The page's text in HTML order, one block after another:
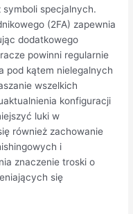
symboli specjalnych.
(2FA) zapewnia
dodatkowego
powinni regularnie
pod kątem nielegalnych
wszelkich
konfiguracji
luki w
również zachowanie
i
znaczenie troski o
się